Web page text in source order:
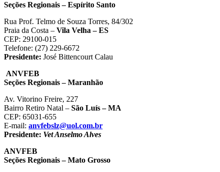
Seções Regionais – Espírito Santo
Rua Prof. Telmo de Souza Torres, 84/302
Praia da Costa – Vila Velha – ES
CEP: 29100-015
Telefone: (27) 229-6672
Presidente: José Bittencourt Calau
ANVFEB
Seções Regionais – Maranhão
Av. Vitorino Freire, 227
Bairro Retiro Natal – São Luís – MA
CEP: 65031-655
E-mail: anvfebslz@uol.com.br
Presidente: Vet Anselmo Alves
ANVFEB
Seções Regionais – Mato Grosso